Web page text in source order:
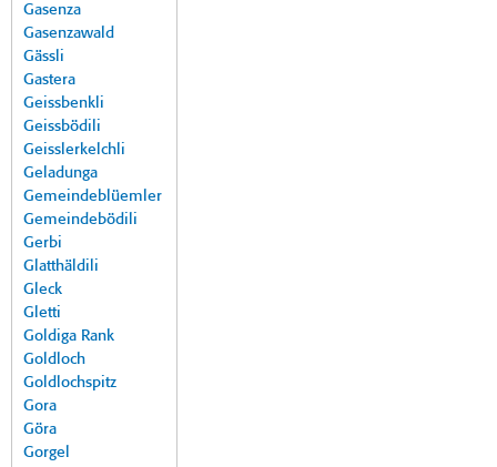
Gasenza
Gasenzawald
Gässli
Gastera
Geissbenkli
Geissbödili
Geisslerkelchli
Geladunga
Gemeindeblüemler
Gemeindebödili
Gerbi
Glatthäldili
Gleck
Gletti
Goldiga Rank
Goldloch
Goldlochspitz
Gora
Göra
Gorgel